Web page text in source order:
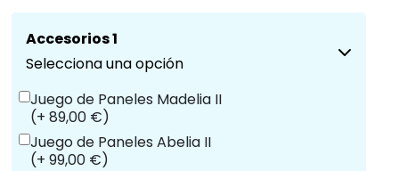
Accesorios 1
Selecciona una opción
Juego de Paneles Madelia II
(+ 89,00 €)
Juego de Paneles Abelia II
(+ 99,00 €)